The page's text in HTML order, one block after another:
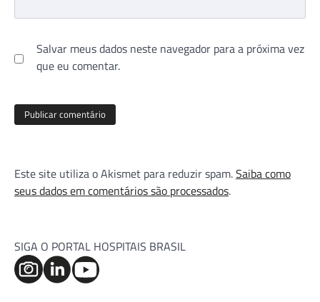
Salvar meus dados neste navegador para a próxima vez
que eu comentar.
Este site utiliza o Akismet para reduzir spam.Saiba como
seus dados em comentários são processados.
SIGA O PORTAL HOSPITAIS BRASIL